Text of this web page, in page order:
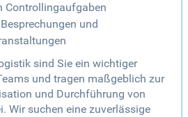
Controllingaufgaben
und
sind Sie ein wichtiger
und tragen maßgeblich zur
und Durchführung von
Wir suchen eine zuverlässige